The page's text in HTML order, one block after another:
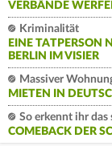
VERBÄNDE
Kriminalität
EINE TATPERSON
BERLIN IM VISIER
Massiver
MIETEN IN
So erkennt ihr das
COMEBACK DER